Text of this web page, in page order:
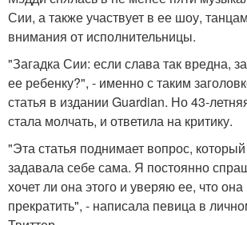
Сии, а также участвует в ее шоу,
внимания от исполнительницы.
"Загадка Сии: если слава так вредна,
ее ребенку?", - именно с таким
статья в издании Guardian. Но 43-
стала молчать, и ответила на критику.
"Эта статья поднимает вопрос,
задавала себе сама. Я постоянно
хочет ли она этого и уверяю ее, что
прекратить", - написала певица в